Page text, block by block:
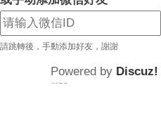
請跳轉後，手動添加好友，謝謝
Powered by Discuz!